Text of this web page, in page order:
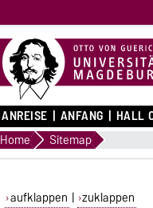
ANREISE ANFANG HALL
Home Sitemap
aufklappen | zuklappen